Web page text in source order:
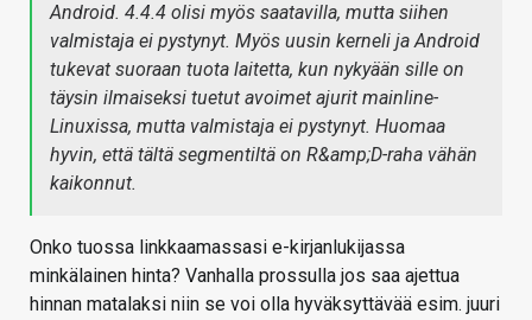
Android. 4.4.4 olisi myös saatavilla, mutta siihen
valmistaja ei pystynyt. Myös uusin kerneli ja Android
tukevat suoraan tuota laitetta, kun nykyään sille on
täysin ilmaiseksi tuetut avoimet ajurit mainline-
Linuxissa, mutta valmistaja ei pystynyt. Huomaa
hyvin, että tältä segmentiltä on R&amp;D-raha vähän
kaikonnut.
Onko tuossa linkkaamassasi e-kirjanlukijassa
minkälainen hinta? Vanhalla prossulla jos saa ajettua
hinnan matalaksi niin se voi olla hyväksyttävää esim. juuri